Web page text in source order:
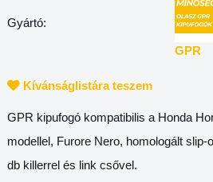
Gyártó:
GPR
Kívánságlistára teszem
GPR kipufogó kompatibilis a Honda
modellel, Furore Nero, homologált slip-
db killerrel és link csővel.